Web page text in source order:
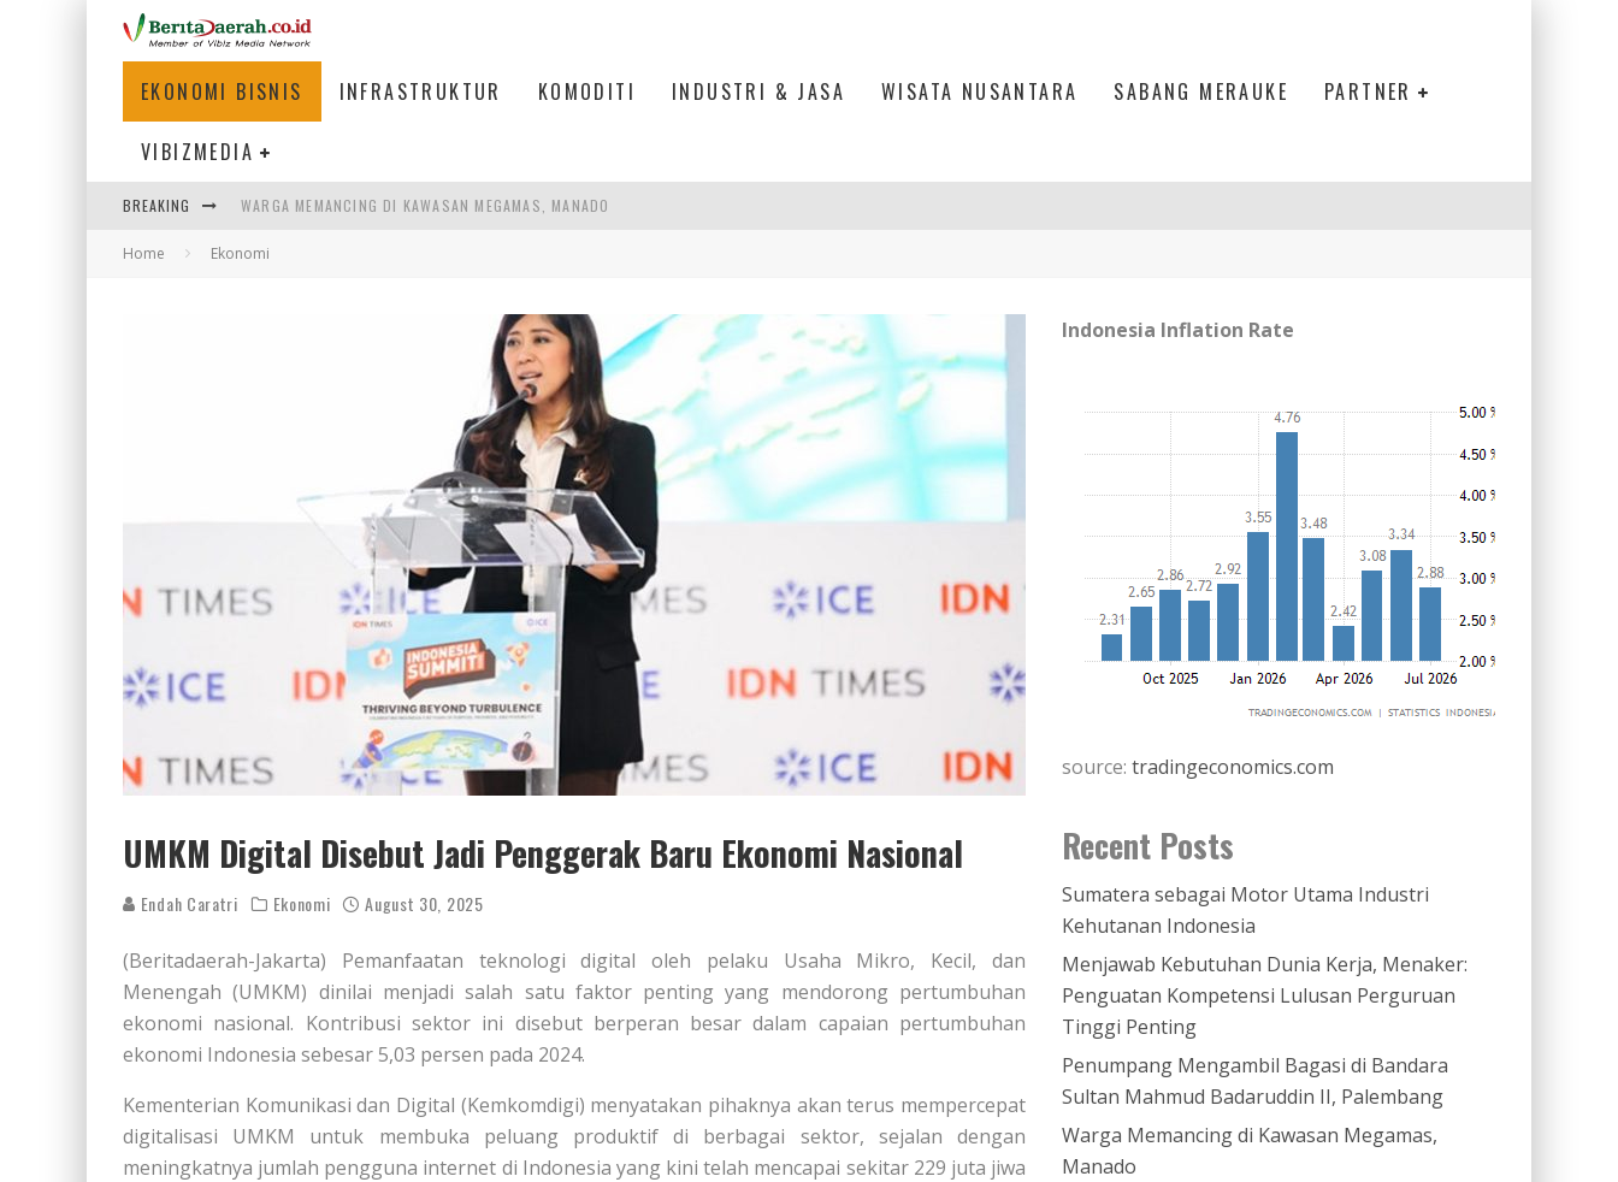
EKONOMI BISNIS INFRASTRUKTUR KOMODITI INDUSTRI & JASA WISATA NUSANTARA SABANG MERAUKE PARTNER
VIBIZMEDIA
BREAKING WARGA MEMANCING DI KAWASAN MEGAMAS, MANADO
SUMATERA SEBAGAI MOTOR UTAMA INDUSTRI KEHUTANAN INDONESIA
PENUMPANG MENGAMBIL BAGASI DI BANDARA SULTAN MAHMUD BADARUDDIN II, PALEMBANG
Home Ekonomi
UMKM Digital Disebut Jadi Penggerak Baru Ekonomi Nasional
Endah Caratri Ekonomi August 30, 2025
(Beritadaerah-Jakarta) Pemanfaatan teknologi digital oleh pelaku Usaha Mikro, Kecil, dan
Menengah (UMKM) dinilai menjadi salah satu faktor penting yang mendorong pertumbuhan
ekonomi nasional. Kontribusi sektor ini disebut berperan besar dalam capaian pertumbuhan
ekonomi Indonesia sebesar 5,03 persen pada 2024.
Kementerian Komunikasi dan Digital (Kemkomdigi) menyatakan pihaknya akan terus mempercepat
digitalisasi UMKM untuk membuka peluang produktif di berbagai sektor, sejalan dengan
meningkatnya jumlah pengguna internet di Indonesia yang kini telah mencapai sekitar 229 juta jiwa
Indonesia Inflation Rate
source: tradingeconomics.com
Recent Posts
Sumatera sebagai Motor Utama Industri
Kehutanan Indonesia
Menjawab Kebutuhan Dunia Kerja, Menaker:
Penguatan Kompetensi Lulusan Perguruan
Tinggi Penting
Penumpang Mengambil Bagasi di Bandara
Sultan Mahmud Badaruddin II, Palembang
Warga Memancing di Kawasan Megamas,
Manado